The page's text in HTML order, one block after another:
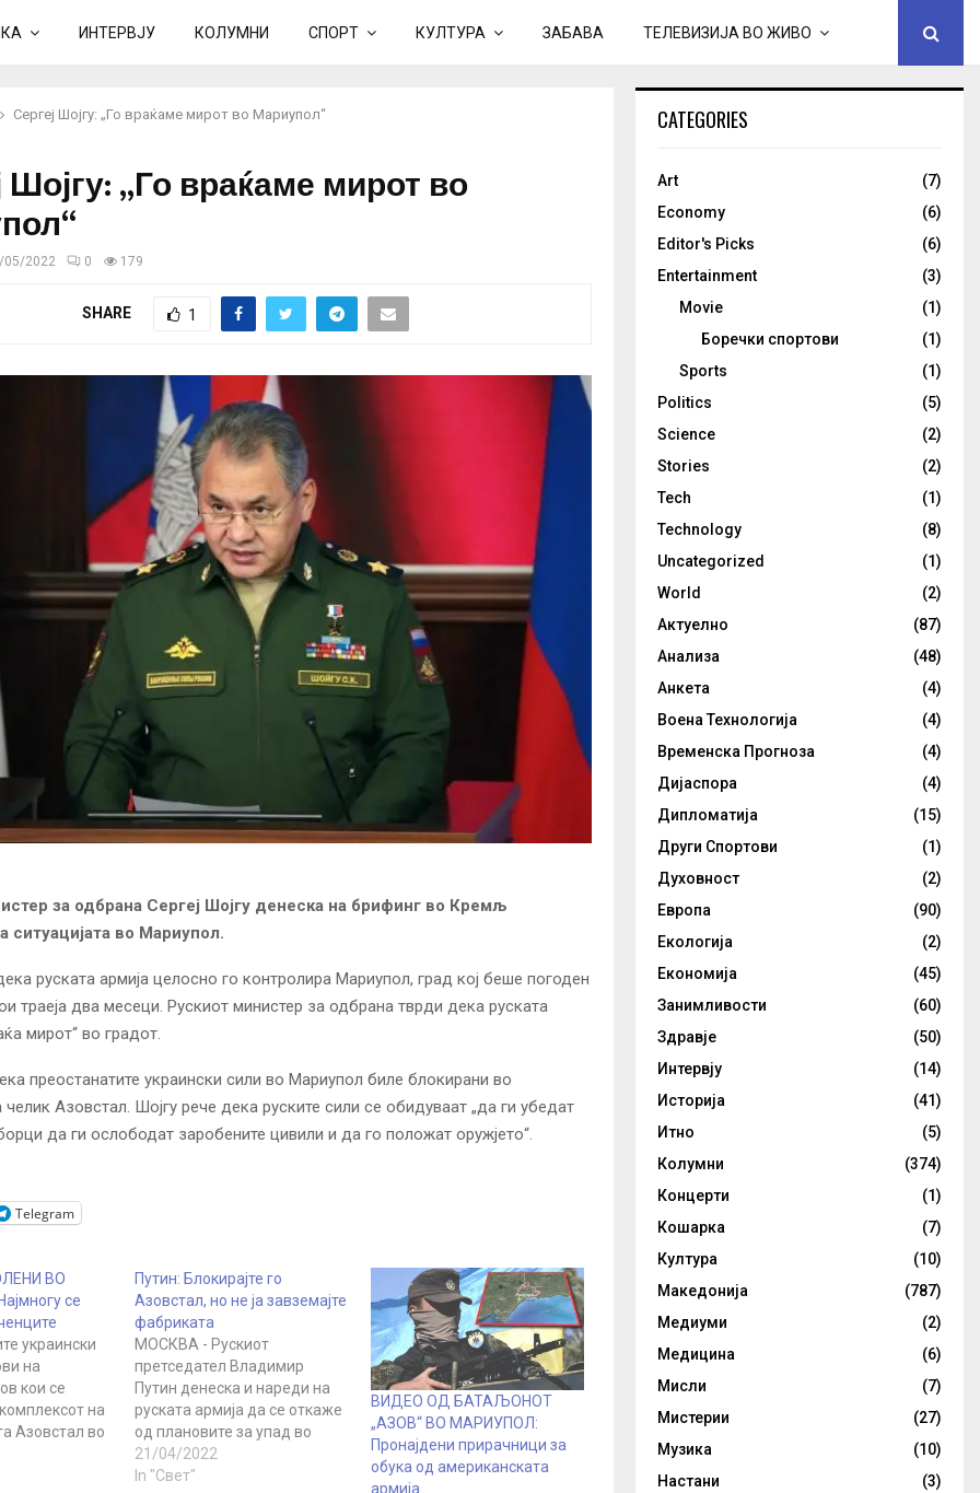
ИНТЕРВЈУ КОЛУМНИ СПОРТ КУЛТУРА ЗАБАВА ТЕЛЕВИЗИЈА ВО ЖИВО
Сергеј Шојгу: „Го враќаме мирот во Мариупол“
Шојгу: „Го враќаме мирот во
05/2022 0 179
SHARE 1
за одбрана Сергеј Шојгу денеска на брифинг во Кремљ
ситуацијата во Мариупол.
руската армија целосно го контролира Мариупол, град кој беше погоден
траеја два месеци. Рускиот министер за одбрана тврди дека руската
мирот“ во градот.
преостанатите украински сили во Мариупол биле блокирани во
Азовстал. Шојгу рече дека руските сили се обидуваат „да ги убедат
да ги ослободат заробените цивили и да го положат оружјето“.
Telegram
ВО
се
украински
на
кои се
на
Азовстал во
- еден
Путин: Блокирајте го
Азовстал, но не ја завземајте
фабриката
МОСКВА - Рускиот
претседател Владимир
Путин денеска и нареди на
руската армија да се откаже
од плановите за упад во
фабриката Азовстал во
украинскиот пристанишен
21/04/2022
In "Свет"
ВИДЕО ОД БАТАЉОНОТ
„АЗОВ“ ВО МАРИУПОЛ:
Пронајдени прирачници за
обука од американската
армија
CATEGORIES
Art
(7)
Economy
(6)
Editor's Picks
(6)
Entertainment
(3)
Movie
(1)
Боречки спортови
(1)
Sports
(1)
Politics
(5)
Science
(2)
Stories
(2)
Tech
(1)
Technology
(8)
Uncategorized
(1)
World
(2)
Актуелно
(87)
Анализа
(48)
Анкета
(4)
Воена Технологија
(4)
Временска Прогноза
(4)
Дијаспора
(4)
Дипломатија
(15)
Други Спортови
(1)
Духовност
(2)
Европа
(90)
Екологија
(2)
Економија
(45)
Занимливости
(60)
Здравје
(50)
Интервју
(14)
Историја
(41)
Итно
(5)
Колумни
(374)
Концерти
(1)
Кошарка
(7)
Култура
(10)
Македонија
(787)
Медиуми
(2)
Медицина
(6)
Мисли
(7)
Мистерии
(27)
Музика
(10)
Настани
(3)